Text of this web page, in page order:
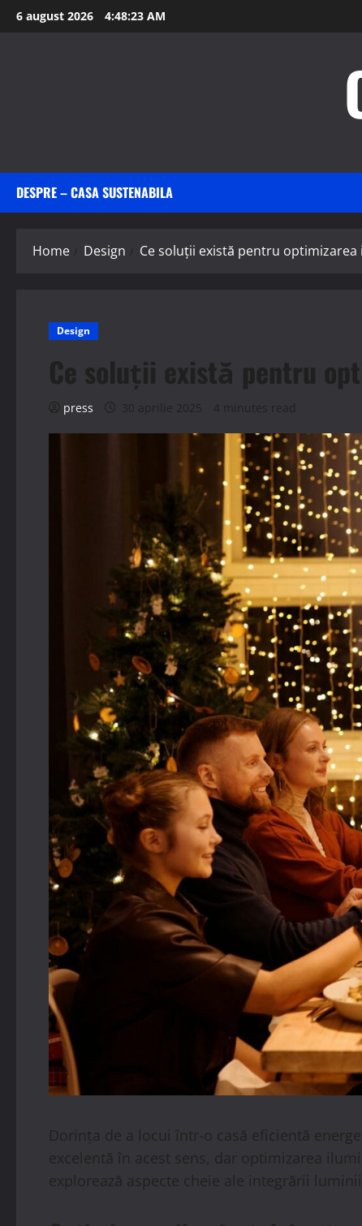
Skip
to
6 august 2026 4:48:24 AM
DESPRE – CASA SUSTENABILA
Home Design Ce soluții există pentru
Design
Ce soluții există pentru
press 30 aprilie 2025 4 minutes read
Dorința de a locui într-o casă eficientă
excelentă în acest sens, dar optimizarea
explorează aspecte cheie ale integrării